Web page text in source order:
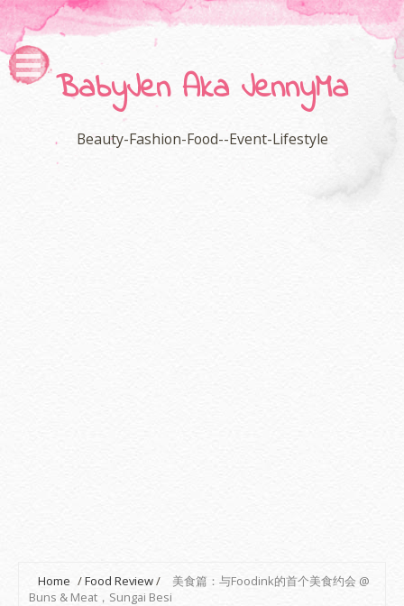
BabyJen Aka JennyMa
Beauty-Fashion-Food--Event-Lifestyle
Home /Food Review/
美食篇：与Foodink的首个美食约会 @
Buns & Meat，Sungai Besi